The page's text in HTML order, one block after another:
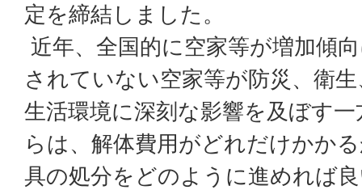
定を締結しました。
近年、全国的に空家等が増加傾
されていない空家等が防災、衛
生活環境に深刻な影響を及ぼす
らは、解体費用がどれだけかか
具の処分をどのように進めれば